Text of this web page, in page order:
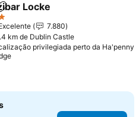
Adicionar aos favoritos
Locke
7.880
km de Dublin Castle
privilegiada perto da Ha'penny